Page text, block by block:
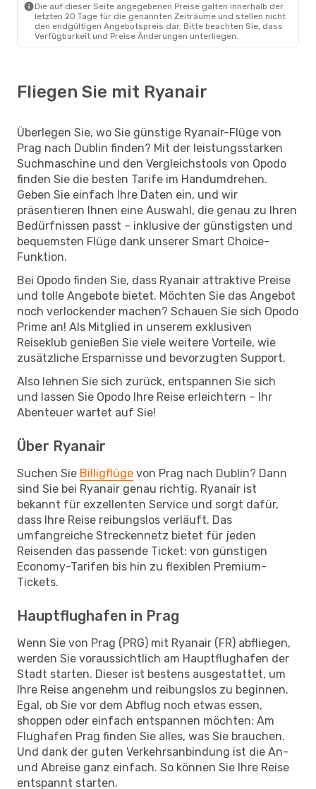
Die auf dieser Seite angegebenen Preise galten innerhalb der
letzten 20 Tage für die genannten Zeiträume und stellen nicht
den endgültigen Angebotspreis dar. Bitte beachten Sie, dass
Verfügbarkeit und Preise Änderungen unterliegen.
Fliegen Sie mit Ryanair
Überlegen Sie, wo Sie günstige Ryanair-Flüge von
Prag nach Dublin finden? Mit der leistungsstarken
Suchmaschine und den Vergleichstools von Opodo
finden Sie die besten Tarife im Handumdrehen.
Geben Sie einfach Ihre Daten ein, und wir
präsentieren Ihnen eine Auswahl, die genau zu Ihren
Bedürfnissen passt – inklusive der günstigsten und
bequemsten Flüge dank unserer Smart Choice-
Funktion.
Bei Opodo finden Sie, dass Ryanair attraktive Preise
und tolle Angebote bietet. Möchten Sie das Angebot
noch verlockender machen? Schauen Sie sich Opodo
Prime an! Als Mitglied in unserem exklusiven
Reiseklub genießen Sie viele weitere Vorteile, wie
zusätzliche Ersparnisse und bevorzugten Support.
Also lehnen Sie sich zurück, entspannen Sie sich
und lassen Sie Opodo Ihre Reise erleichtern – Ihr
Abenteuer wartet auf Sie!
Über Ryanair
Suchen Sie Billigflüge von Prag nach Dublin? Dann
sind Sie bei Ryanair genau richtig. Ryanair ist
bekannt für exzellenten Service und sorgt dafür,
dass Ihre Reise reibungslos verläuft. Das
umfangreiche Streckennetz bietet für jeden
Reisenden das passende Ticket: von günstigen
Economy-Tarifen bis hin zu flexiblen Premium-
Tickets.
Hauptflughafen in Prag
Wenn Sie von Prag (PRG) mit Ryanair (FR) abfliegen,
werden Sie voraussichtlich am Hauptflughafen der
Stadt starten. Dieser ist bestens ausgestattet, um
Ihre Reise angenehm und reibungslos zu beginnen.
Egal, ob Sie vor dem Abflug noch etwas essen,
shoppen oder einfach entspannen möchten: Am
Flughafen Prag finden Sie alles, was Sie brauchen.
Und dank der guten Verkehrsanbindung ist die An-
und Abreise ganz einfach. So können Sie Ihre Reise
entspannt starten.